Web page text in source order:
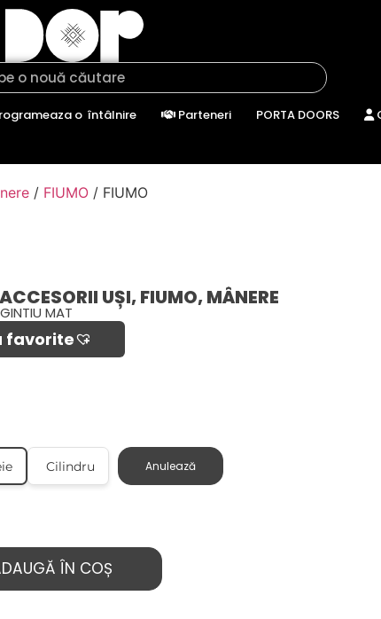
o întâlnire Parteneri PORTA DOORS
/ FIUMO / FIUMO
ACCESORII UȘI,FIUMO,MÂNERE
MAT
favorite​
Cilindru Anulează
ÎN COȘ